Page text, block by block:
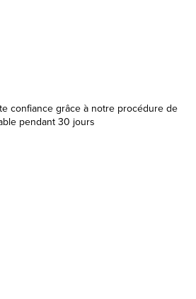
depuis l'UE
dans une explosion de couleurs.